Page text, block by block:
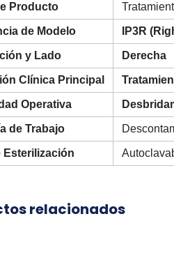
Producto
de Modelo IP3R
y Lado Derecha
Clínica Principal
Operativa
de Trabajo
Esterilización
relacionados